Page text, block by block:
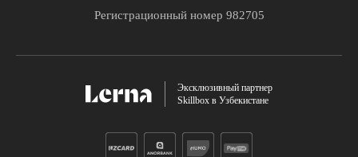
Регистрационный номер 982705
Эксклюзивный партнер
Skillbox в Узбекистане